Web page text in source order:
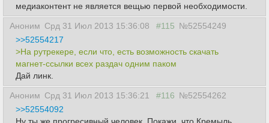
медиаконтент не является вещью первой необходимости.
Аноним Срд 31 Июл 2013 15:36:08 #115 №52554249
>>52554217
>На рутрекере, если что, есть возможность скачать
магнет-ссылки всех раздач одним паком
Дай линк.
Аноним Срд 31 Июл 2013 15:36:21 #116 №52554262
>>52554092